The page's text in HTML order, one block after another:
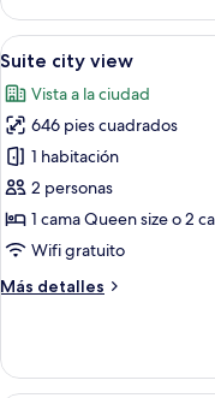
Panoramic
Sea
View
3
Guests
Abrir
todas
las
fotos
de
Suite
city
view
14
Suite city view
Vista a la ciudad
646 pies cuadrados
1 habitación
2 personas
1 cama Queen size o 2
Wifi gratuito
Más detalles
Más
city
view